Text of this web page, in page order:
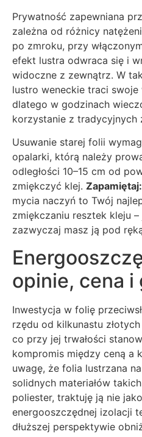
Prywatność zapewniana
zależna od różnicy
po zmroku, przy
efekt lustra odwraca się i
widoczne z zewnątrz. W
lustro weneckie traci swoje
dlatego w godzinach
korzystanie z tradycyjnych
Usuwanie starej folii
opalarki, którą należy
odległości 10–15 cm od
zmiękczyć klej. Zapamiętaj:
mycia naczyń to Twój
zmiękczaniu resztek kleju
zazwyczaj masz ją pod
opinie, cena
Inwestycja w folię
rzędu od kilkunastu
co przy jej trwałości
kompromis między ceną a
uwagę, że folia lustrzana
solidnych materiałów
poliester, traktuję ją nie
energooszczędnej izolacji
dłuższej perspektywie